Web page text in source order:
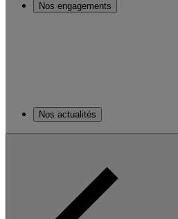
Nos engagements
Nos actualités